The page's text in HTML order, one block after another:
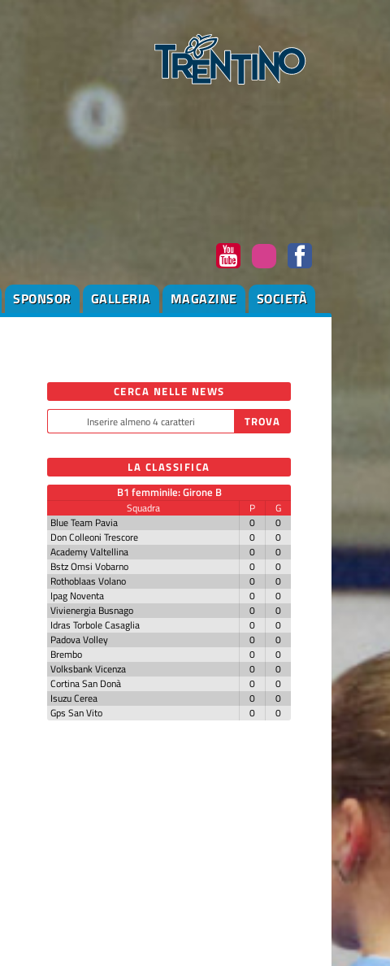
SPONSOR GALLERIA MAGAZINE SOCIETÀ
CERCA NELLE NEWS
LA CLASSIFICA
B1 femminile: Girone B
Squadra P
G
Blue Team Pavia
0
0
Don Colleoni Trescore
0
0
Academy Valtellina
0
0
Bstz Omsi Vobarno
0
0
Rothoblaas Volano
0
0
Ipag Noventa
0
0
Vivienergia Busnago
0
0
Idras Torbole Casaglia
0
0
Padova Volley
0
0
Brembo
0
0
Volksbank Vicenza
0
0
Cortina San Donà
0
0
Isuzu Cerea
0
0
Gps San Vito
0 0